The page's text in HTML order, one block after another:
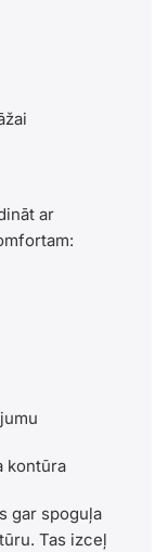
ar
kontūra
gar spoguļa
Tas izceļ